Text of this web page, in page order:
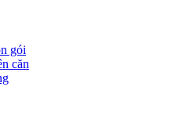
gói
căn